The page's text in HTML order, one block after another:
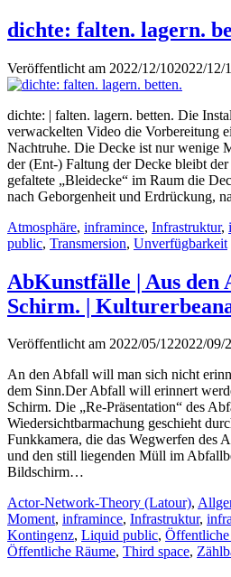
dichte: falten. lagern.
Veröffentlicht am 2022/12/102022/12/
dichte: | falten. lagern. betten. Die
verwackelten Video die Vorbereitung
Nachtruhe. Die Decke ist nur wenige
der (Ent-) Faltung der Decke bleibt der
gefaltete „Bleidecke“ im Raum die
nach Geborgenheit und Erdrückung,
Kategorien
Atmosphäre, inframince, Infrastruktur,
public, Transmersion, Unverfügbarkeit
AbKunstfälle | Aus den
Schirm. |
Veröffentlicht am 2022/05/122022/09/
An den Abfall will man sich nicht
dem Sinn.Der Abfall will erinnert
Schirm. Die „Re-Präsentation“ des
Wiedersichtbarmachung geschieht
Funkkamera, die das Wegwerfen des
und den still liegenden Müll im
Bildschirm…
Kategorien
Actor-Network-Theory (Latour),
Moment, inframince, Infrastruktur,
Kontingenz, Liquid public, Öffentliche
Öffentliche Räume, Third space,